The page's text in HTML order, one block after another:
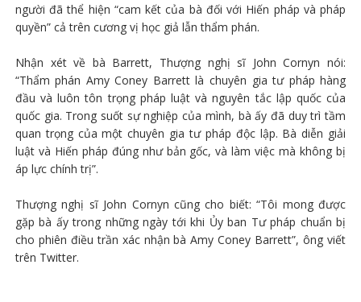
người đã thể hiện “cam kết của bà đối với Hiến pháp và pháp
quyền” cả trên cương vị học giả lẫn thẩm phán.
Nhận xét về bà Barrett, Thượng nghị sĩ John Cornyn nói:
“Thẩm phán Amy Coney Barrett là chuyên gia tư pháp hàng
đầu và luôn tôn trọng pháp luật và nguyên tắc lập quốc của
quốc gia. Trong suốt sự nghiệp của mình, bà ấy đã duy trì tầm
quan trọng của một chuyên gia tư pháp độc lập. Bà diễn giải
luật và Hiến pháp đúng như bản gốc, và làm việc mà không bị
áp lực chính trị”.
Thượng nghị sĩ John Cornyn cũng cho biết: “Tôi mong được
gặp bà ấy trong những ngày tới khi Ủy ban Tư pháp chuẩn bị
cho phiên điều trần xác nhận bà Amy Coney Barrett”, ông viết
trên Twitter.